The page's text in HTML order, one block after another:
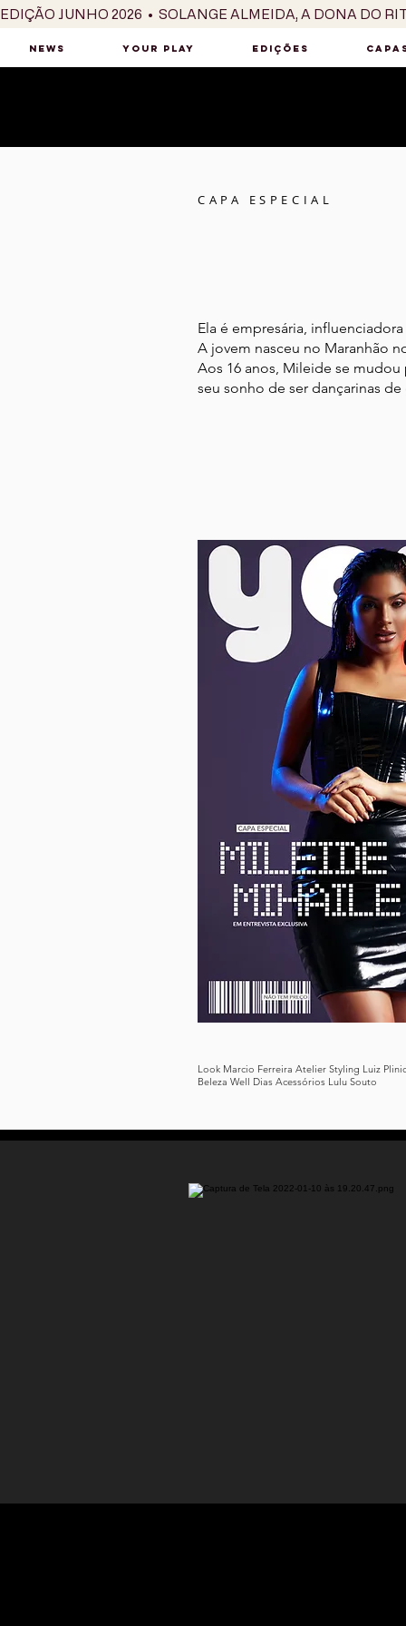
EDIÇÃO JUNHO 2026  •  SOLANGE ALMEIDA, A DONA DO
NEWS YOUR PLAY EDIÇÕES
Ela é empresária,
A jovem nasceu no Maranhão
Aos 16 anos, Mileide se mudou
seu sonho de ser dançarinas
CAPA ESPECIAL
Look Marcio Ferreira Atelier Styling Luiz
Beleza Well Dias Acessórios Lulu Souto